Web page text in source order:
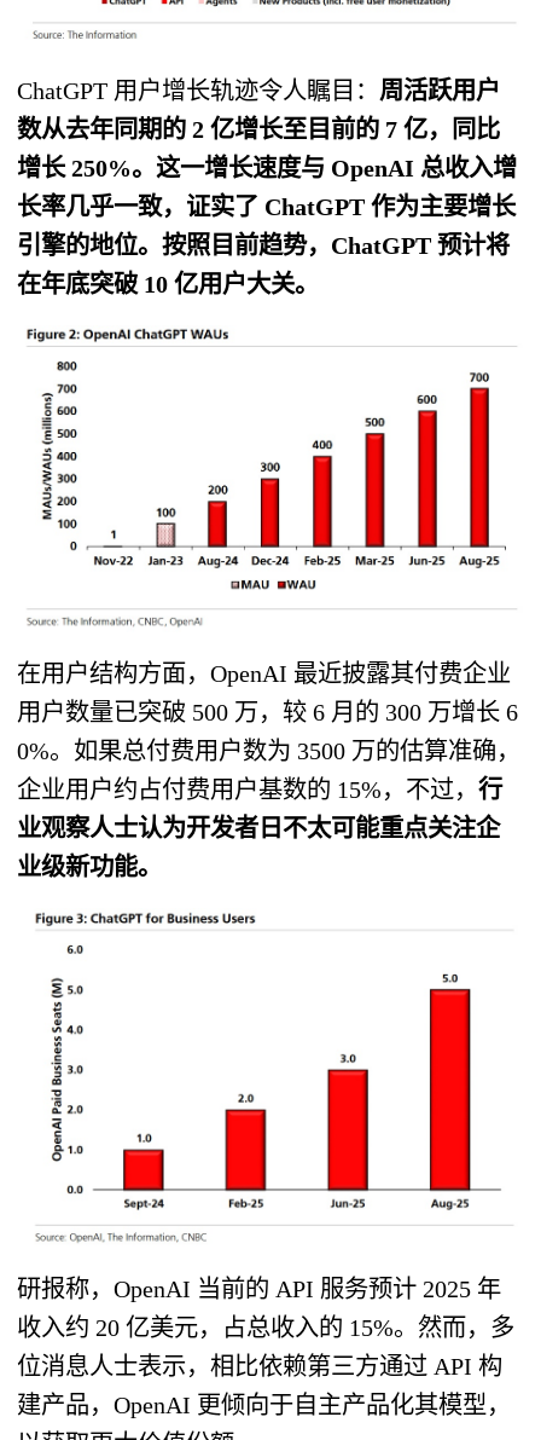
ChatGPT 用户增长轨迹令人瞩目： 周活跃用户
数从去年同期的 2 亿增长至目前的 7 亿，同比
增长 250%。这一增长速度与 OpenAI 总收入增
长率几乎一致，证实了 ChatGPT 作为主要增长
引擎的地位。按照目前趋势，ChatGPT 预计将
在年底突破 10 亿用户大关。
在用户结构方面，OpenAI 最近披露其付费企业
用户数量已突破 500 万，较 6 月的 300 万增长 6
0%。如果总付费用户数为 3500 万的估算准确，
企业用户约占付费用户基数的 15%，不过，行
业观察人士认为开发者日不太可能重点关注企
业级新功能。
研报称，OpenAI 当前的 API 服务预计 2025 年
收入约 20 亿美元，占总收入的 15%。然而，多
位消息人士表示，相比依赖第三方通过 API 构
建产品，OpenAI 更倾向于自主产品化其模型，